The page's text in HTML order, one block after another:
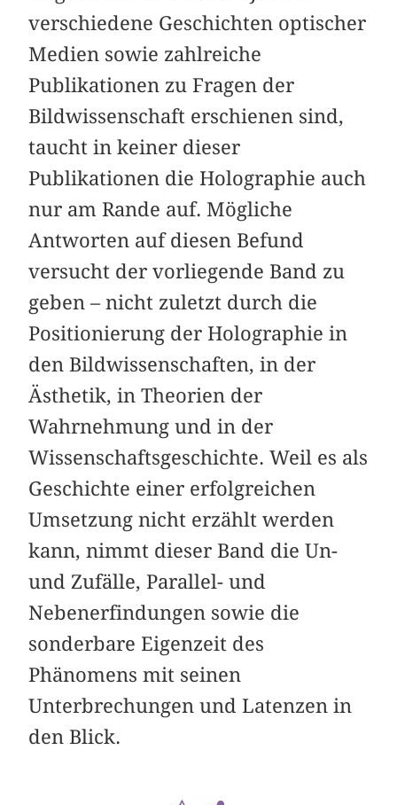
verschiedene Geschichten optischer
Medien sowie zahlreiche
Publikationen zu Fragen der
Bildwissenschaft erschienen sind,
taucht in keiner dieser
Publikationen die Holographie auch
nur am Rande auf. Mögliche
Antworten auf diesen Befund
versucht der vorliegende Band zu
geben – nicht zuletzt durch die
Positionierung der Holographie in
den Bildwissenschaften, in der
Ästhetik, in Theorien der
Wahrnehmung und in der
Wissenschaftsgeschichte. Weil es als
Geschichte einer erfolgreichen
Umsetzung nicht erzählt werden
kann, nimmt dieser Band die Un-
und Zufälle, Parallel- und
Nebenerfindungen sowie die
sonderbare Eigenzeit des
Phänomens mit seinen
Unterbrechungen und Latenzen in
den Blick.